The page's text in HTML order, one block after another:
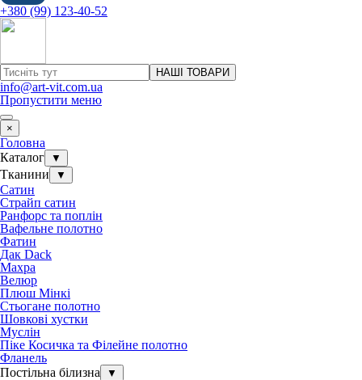
+380 (99) 123-40-52
НАШІ ТОВАРИ
info@art-vit.com.ua
Пропустити меню
×
Головна
Каталог
▼
Тканини ▼
Сатин
Страйп сатин
Ранфорс та поплін
Вафельне полотно
Фатин
Дак Dack
Махра
Велюр
Плюш Мінкі
Стьогане полотно
Шовкові хустки
Муслін
Піке Косичка та Філейне полотно
Фланель
Постільна білизна
▼